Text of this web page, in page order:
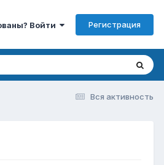
Войти Регистрация
Вся активность